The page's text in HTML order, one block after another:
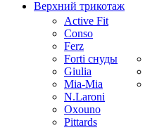
Верхний трикотаж
Active Fit
Conso
Ferz
Forti снуды
Giulia
Mia-Mia
N.Laroni
Oxouno
Pittards